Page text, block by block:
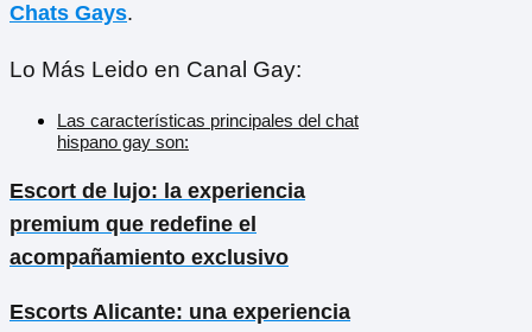
Chats Gays.
Lo Más Leido en Canal Gay:
Las características principales del chat
hispano gay son:
Escort de lujo: la experiencia
premium que redefine el
acompañamiento exclusivo
Escorts Alicante: una experiencia